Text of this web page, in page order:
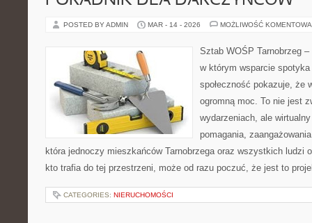
POSTED BY ADMIN MAR - 14 - 2026 MOŻLIWOŚĆ
Sztab WOŚP Tarnobrzeg
w którym wsparcie
społeczność pokazuje, że
ogromną moc. To nie jest
wydarzeniach, ale
pomagania,
która jednoczy mieszkańców Tarnobrzega oraz wszystkich ludzi
kto trafia do tej przestrzeni, może od razu poczuć, że jest to
CATEGORIES: NIERUCHOMOŚCI